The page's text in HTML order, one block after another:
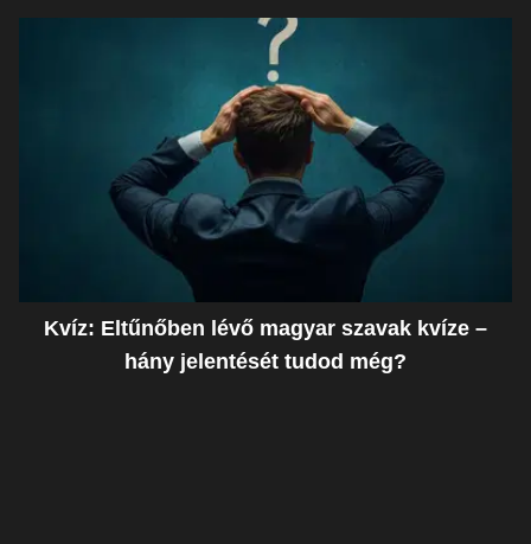
Kvíz: Eltűnőben lévő magyar szavak kvíze –
hány jelentését tudod még?